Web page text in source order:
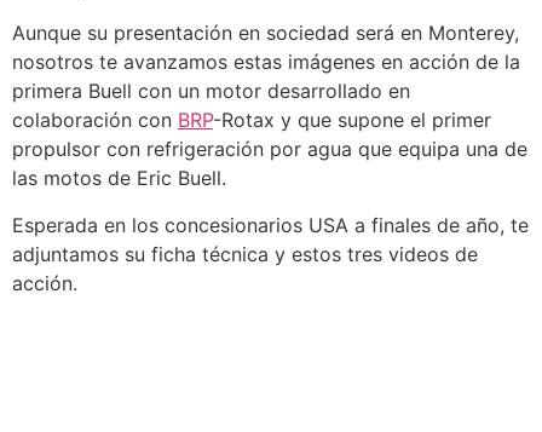
Aunque su presentación en sociedad será en Monterey,
nosotros te avanzamos estas imágenes en acción de la
primera Buell con un motor desarrollado en
colaboración con BRP-Rotax y que supone el primer
propulsor con refrigeración por agua que equipa una de
las motos de Eric Buell.
Esperada en los concesionarios USA a finales de año, te
adjuntamos su ficha técnica y estos tres videos de
acción.